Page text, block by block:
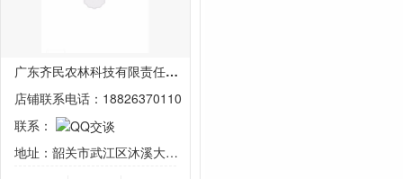
广东齐民农林科技有限责任公司
店铺联系电话：18826370110
联系：
地址：韶关市武江区沐溪大道106号广东百通自动化科 技有限公司综合楼五楼523室